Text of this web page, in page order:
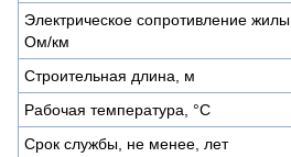
Электрическое сопротивление жилы,
Ом/км
Строительная длина, м
Рабочая температура, °С
Срок службы, не менее, лет